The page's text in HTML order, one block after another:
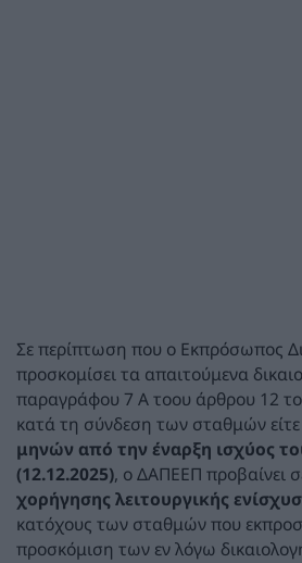
Σε περίπτωση που ο Εκπρόσωπος
προσκομίσει τα απαιτούμενα
παραγράφου 7 Α τοου άρθρου 12
κατά τη σύνδεση των σταθμών είτε
μηνών από την έναρξη ισχύος
(12.12.2025), ο ΔΑΠΕΕΠ προβαίνει
χορήγησης λειτουργικής
κατόχους των σταθμών που
προσκόμιση των εν λόγω